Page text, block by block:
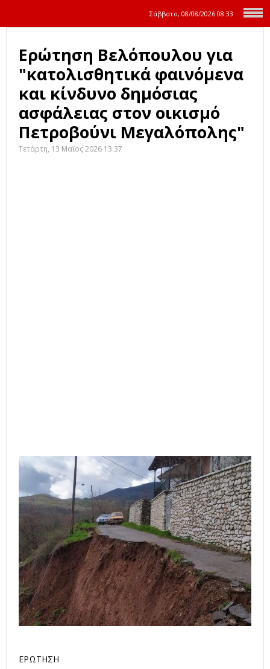
Σάββατο, 08/08/2026 08:33
Ερώτηση Βελόπουλου για
"κατολισθητικά φαινόμενα
και κίνδυνο δημόσιας
ασφάλειας στον οικισμό
Πετροβούνι Μεγαλόπολης"
Τετάρτη, 13 Μαϊος 2026 13:37
ΕΡΩΤΗΣΗ